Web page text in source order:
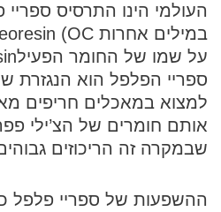
העולמי הינו התרסיס
במילים אחרות OC
)
על שמו של החומר הפעיל
ספריי הפלפל הוא הנגזרת
למצוא במאכלים חריפים
אותם חומרים של הצ’ילי
שבמקרה זה הריכוזים
ההשפעות של ספריי פלפל